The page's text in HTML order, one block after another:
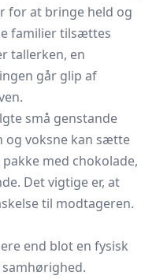
for at bringe held og
familier tilsættes
tallerken, en
går glip af
små genstande
og voksne kan sætte
med chokolade,
Det vigtige er, at
til modtageren.
end blot en fysisk